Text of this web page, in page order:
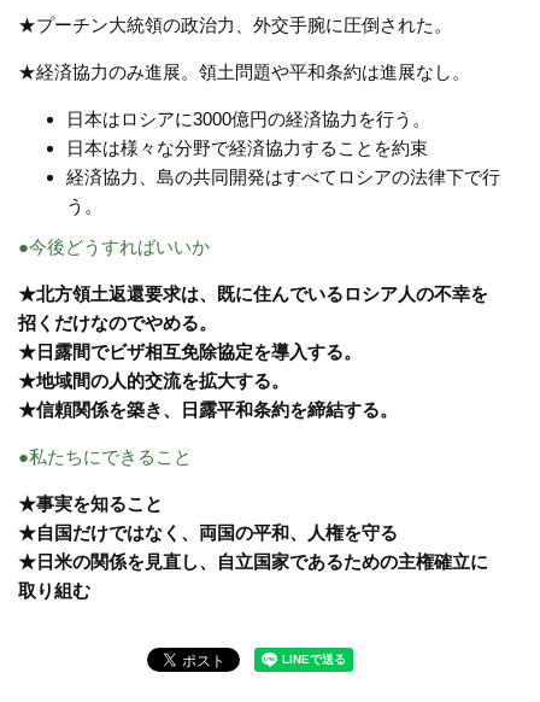
★プーチン大統領の政治力、外交手腕に圧倒された。
★経済協力のみ進展。領土問題や平和条約は進展なし。
日本はロシアに3000億円の経済協力を行う。
日本は様々な分野で経済協力することを約束
経済協力、島の共同開発はすべてロシアの法律下で行
う。
●今後どうすればいいか
★北方領土返還要求は、既に住んでいるロシア人の不幸を
招くだけなのでやめる。
★日露間でビザ相互免除協定を導入する。
★地域間の人的交流を拡大する。
★信頼関係を築き、日露平和条約を締結する。
●私たちにできること
★事実を知ること
★自国だけではなく、両国の平和、人権を守る
★日米の関係を見直し、自立国家であるための主権確立に
取り組む